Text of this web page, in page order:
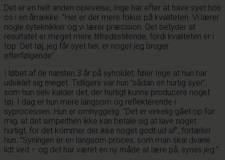
Det er en helt anden oplevelse, Inge har efter at have syet hos
os i en årrække. ”Her er der mere fokus på kvaliteten. Vi lærer
nogle syteknikker og vi lærer præcision. Det betyder at
resultatet er meget mere tilfredsstillende, fordi kvaliteten er i
top. Det tøj, jeg får syet her, er noget jeg bruger
efterfølgende”.
I løbet af de næsten 3 år på syholdet, føler Inge at hun har
udviklet sig meget. Tidligere var hun ”sådan en hurtig syer”,
som hun selv kalder det, der hurtigt kunne producere noget
tøj. I dag er hun mere langsom og reflekterende i
syprocessen. Hun er omhyggelig. ”Det er virkelig gået op for
mig, at det simpelthen ikke kan betale sig at lave noget
hurtigt, for det kommer der ikke noget godt ud af”, fortæller
hun. ”Syningen er en langsom proces, som man skal dvæle
lidt ved – og det har været en ny måde at lære på, synes jeg.”